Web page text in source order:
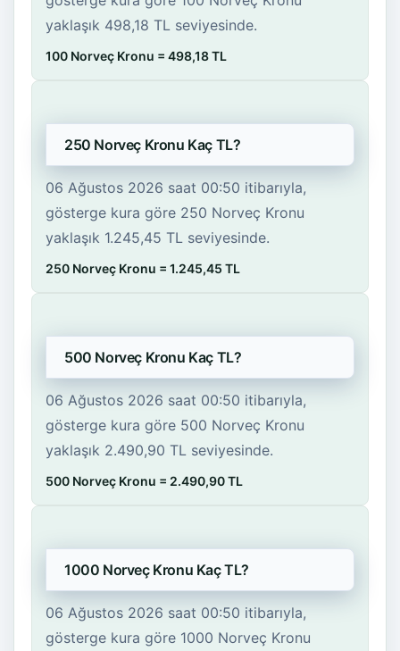
yaklaşık 498,18 TL seviyesinde.
100 Norveç Kronu = 498,18 TL
250 Norveç Kronu Kaç TL?
06 Ağustos 2026 saat 00:50 itibarıyla,
gösterge kura göre 250 Norveç Kronu
yaklaşık 1.245,45 TL seviyesinde.
250 Norveç Kronu = 1.245,45 TL
500 Norveç Kronu Kaç TL?
06 Ağustos 2026 saat 00:50 itibarıyla,
gösterge kura göre 500 Norveç Kronu
yaklaşık 2.490,90 TL seviyesinde.
500 Norveç Kronu = 2.490,90 TL
1000 Norveç Kronu Kaç TL?
06 Ağustos 2026 saat 00:50 itibarıyla,
gösterge kura göre 1000 Norveç Kronu